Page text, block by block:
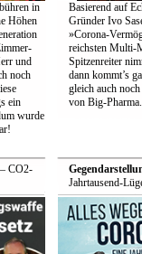
in
Höhen
und
noch
ein
wurde
Basierend auf
Gründer Ivo
»Corona-
reichsten Multi-
Spitzenreiter
dann kommt’s
gleich auch
von Big-
CO2-
Jahrtausend-